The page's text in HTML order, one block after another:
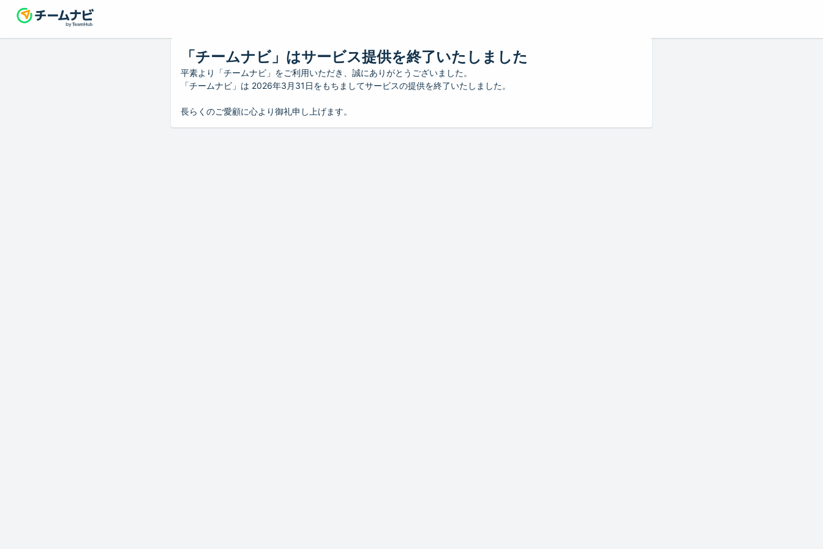
「チームナビ」はサービス提供を終了いたしました
平素より「チームナビ」をご利用いただき、誠にありがとうございました。
「チームナビ」は 2026年3月31日をもちましてサービスの提供を終了いたしました。
長らくのご愛顧に心より御礼申し上げます。